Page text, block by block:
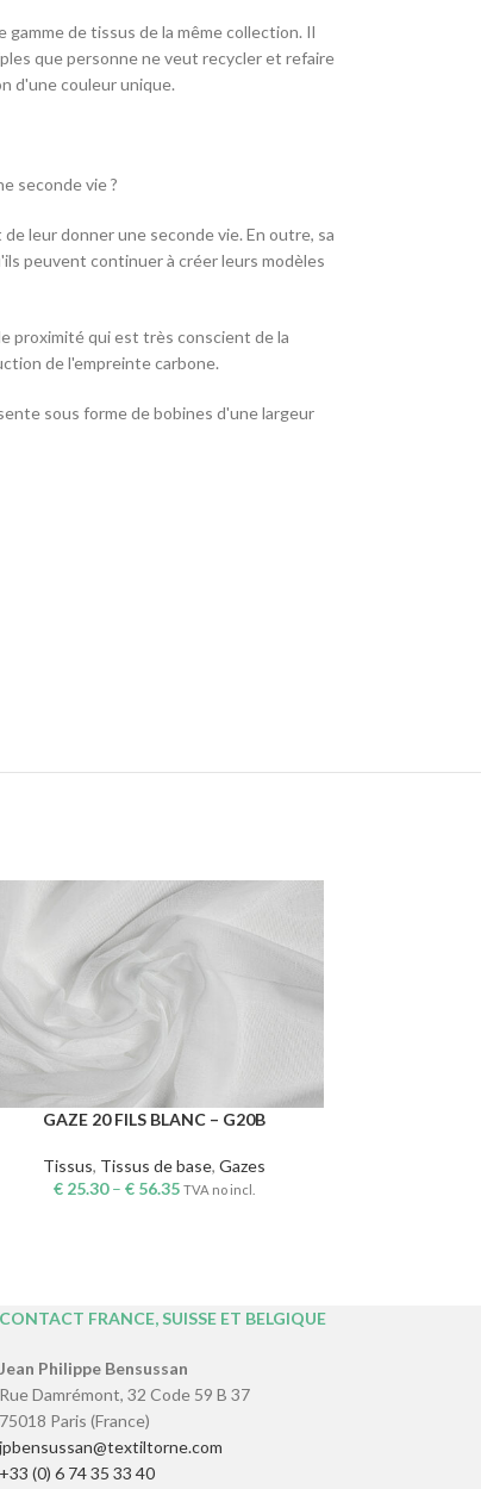
de tissus de la même collection. Il
que personne ne veut recycler et refaire
d'une couleur unique.
seconde vie ?
leur donner une seconde vie. En outre, sa
peuvent continuer à créer leurs modèles
proximité qui est très conscient de la
de l'empreinte carbone.
sous forme de bobines d'une largeur
DES OPTIONS
GAZE 20 FILS BLANC – G20B
Tissus, Tissus de base, Gazes
€25.30– €56.35 TVA no incl.
CONTACT FRANCE, SUISSE ET BELGIQUE
Jean Philippe Bensussan
Rue Damrémont, 32 Code 59 B 37
75018 Paris (France)
jpbensussan@textiltorne.com
+33 (0) 6 74 35 33 40